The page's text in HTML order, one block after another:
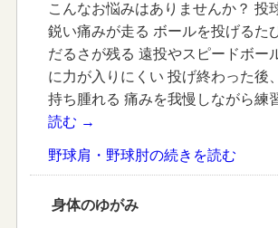
こんなお悩みはありませんか？ 投
鋭い痛みが走る ボールを投げるた
だるさが残る 遠投やスピードボー
に力が入りにくい 投げ終わった後
持ち腫れる 痛みを我慢しながら練
読む →
野球肩・野球肘の続きを読む
身体のゆがみ